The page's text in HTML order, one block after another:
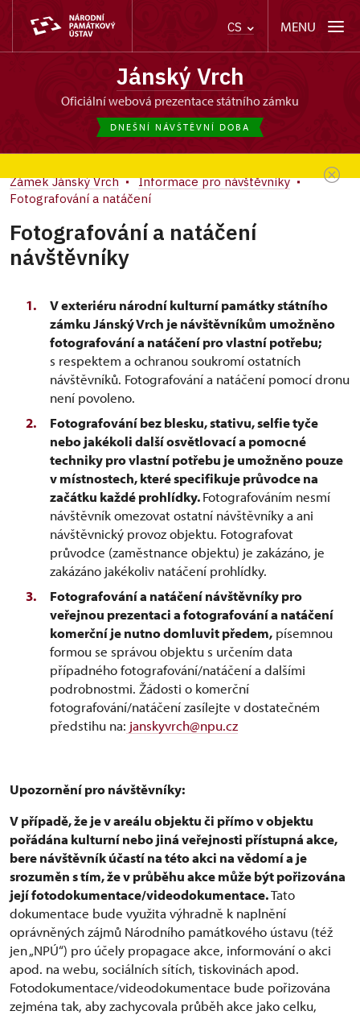
CS MENU
Jánský Vrch
oficiální webová prezentace státního zámku
DNEŠNÍ NÁVŠTĚVNÍ DOBA
Zámek Jánský Vrch
Informace pro návštěvníky
Fotografování a natáčení
Fotografování a natáčení
návštěvníky
V exteriéru národní kulturní památky státního
zámku Jánský Vrch je návštěvníkům umožněno
fotografování a natáčení pro vlastní potřebu;
s respektem a ochranou soukromí ostatních
návštěvníků. Fotografování a natáčení pomocí dronu
není povoleno.
Fotografování bez blesku, stativu, selfie tyče
nebo jakékoli další osvětlovací a pomocné
techniky pro vlastní potřebu je umožněno pouze
v místnostech, které specifikuje průvodce na
začátku každé prohlídky.Fotografováním nesmí
návštěvník omezovat ostatní návštěvníky a ani
návštěvnický provoz objektu. Fotografovat
průvodce (zaměstnance objektu) je zakázáno, je
zakázáno jakékoliv natáčení prohlídky.
Fotografování a natáčení návštěvníky pro
veřejnou prezentaci a fotografování a natáčení
komerční je nutno domluvit předem, písemnou
formou se správou objektu s určením data
případného fotografování/natáčení a dalšími
podrobnostmi. Žádosti o komerční
fotografování/natáčení zasílejte v dostatečném
předstihu na: janskyvrch@npu.cz
Upozornění pro návštěvníky:
V případě, že je v areálu objektu či přímo v objektu
pořádána kulturní nebo jiná veřejnosti přístupná akce,
bere návštěvník účastí na této akci na vědomí a je
srozuměn s tím, že v průběhu akce může být pořizována
její fotodokumentace/videodokumentace.Tato
dokumentace bude využita výhradně k naplnění
oprávněných zájmů Národního památkového ústavu (též
jen „NPÚ“) pro účely propagace akce, informování o akci
apod. na webu, sociálních sítích, tiskovinách apod.
Fotodokumentace/videodokumentace bude pořizována
zejména tak, aby zachycovala průběh akce jako celku,